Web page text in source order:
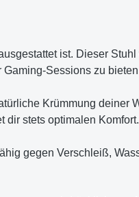
ist. Dieser Stuhl
Gaming-Sessions zu
Krümmung deiner
dir stets optimalen Komfort.
gegen Verschleiß,